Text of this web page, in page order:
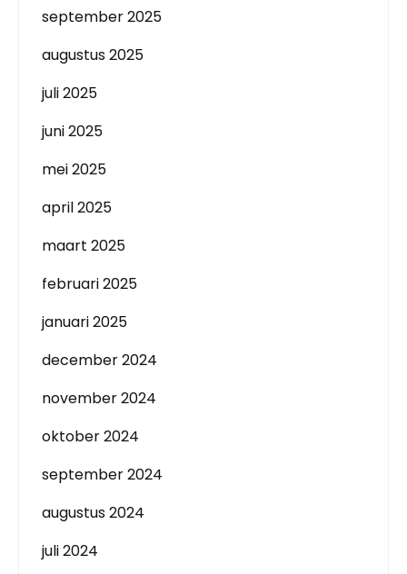
september 2025
augustus 2025
juli 2025
juni 2025
mei 2025
april 2025
maart 2025
februari 2025
januari 2025
december 2024
november 2024
oktober 2024
september 2024
augustus 2024
juli 2024